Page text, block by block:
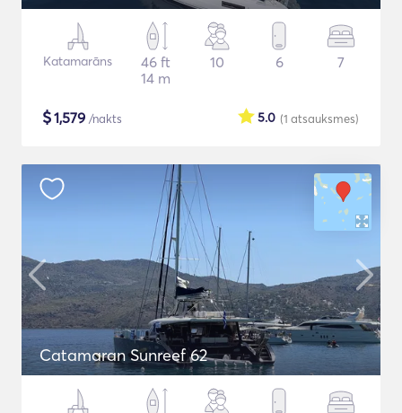
Katamarāns
46 ft
14 m
10 6 7
$1,579 /nakts (1 atsauksmes)
5.0
Catamaran Sunreef 62